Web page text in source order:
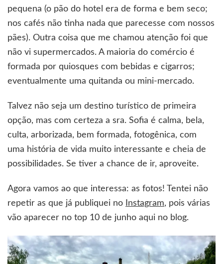
pequena (o pão do hotel era de forma e bem seco;
nos cafés não tinha nada que parecesse com nossos
pães). Outra coisa que me chamou atenção foi que
não vi supermercados. A maioria do comércio é
formada por quiosques com bebidas e cigarros;
eventualmente uma quitanda ou mini-mercado.
Talvez não seja um destino turístico de primeira
opção, mas com certeza a sra. Sofia é calma, bela,
culta, arborizada, bem formada, fotogênica, com
uma história de vida muito interessante e cheia de
possibilidades. Se tiver a chance de ir, aproveite.
Agora vamos ao que interessa: as fotos! Tentei não
repetir as que já publiquei no
Instagram, pois várias
vão aparecer no top 10 de junho aqui no blog.